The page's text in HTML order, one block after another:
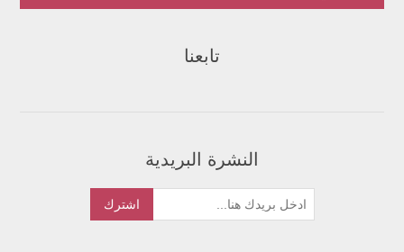
تابعنا
النشرة البريدية
اشترك